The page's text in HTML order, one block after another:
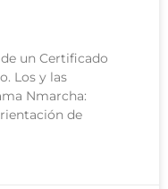
un Certificado
Los y las
Nmarcha:
de